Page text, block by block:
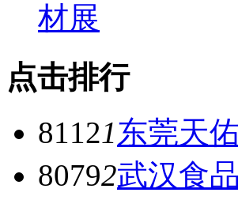
材展
点击排行
81121东莞天
80792武汉食